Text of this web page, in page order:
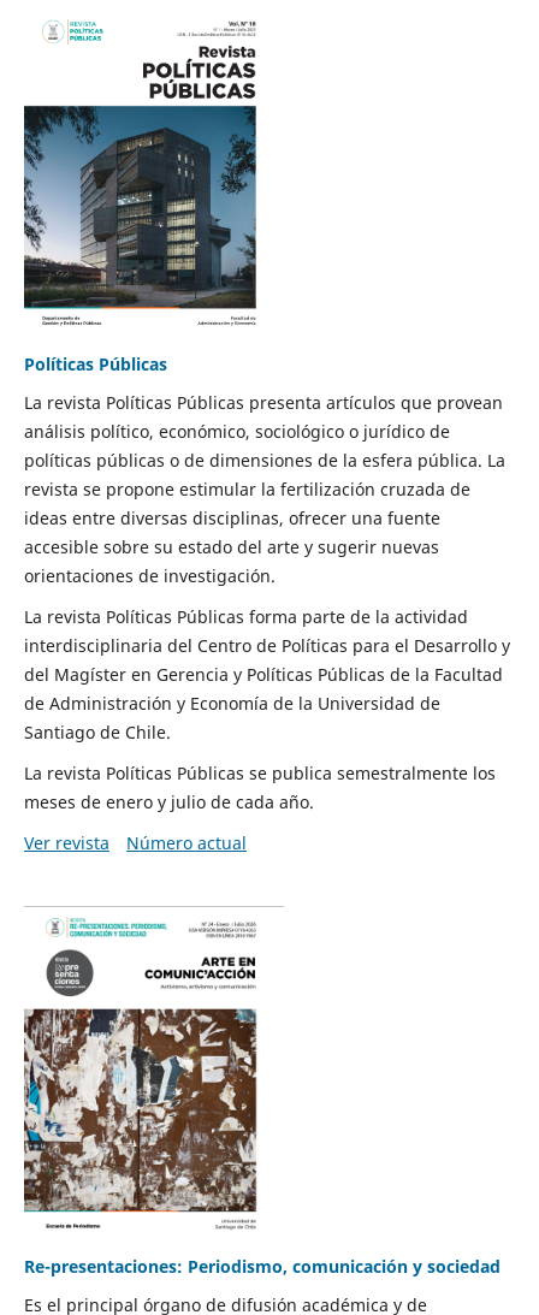
Políticas Públicas
La revista Políticas Públicas presenta artículos que provean
análisis político, económico, sociológico o jurídico de
políticas públicas o de dimensiones de la esfera pública. La
revista se propone estimular la fertilización cruzada de
ideas entre diversas disciplinas, ofrecer una fuente
accesible sobre su estado del arte y sugerir nuevas
orientaciones de investigación.
La revista Políticas Públicas forma parte de la actividad
interdisciplinaria del Centro de Políticas para el Desarrollo y
del Magíster en Gerencia y Políticas Públicas de la Facultad
de Administración y Economía de la Universidad de
Santiago de Chile.
La revista Políticas Públicas se publica semestralmente los
meses de enero y julio de cada año.
Ver revista
Número actual
Re-presentaciones: Periodismo, comunicación y sociedad
Es el principal órgano de difusión académica y de